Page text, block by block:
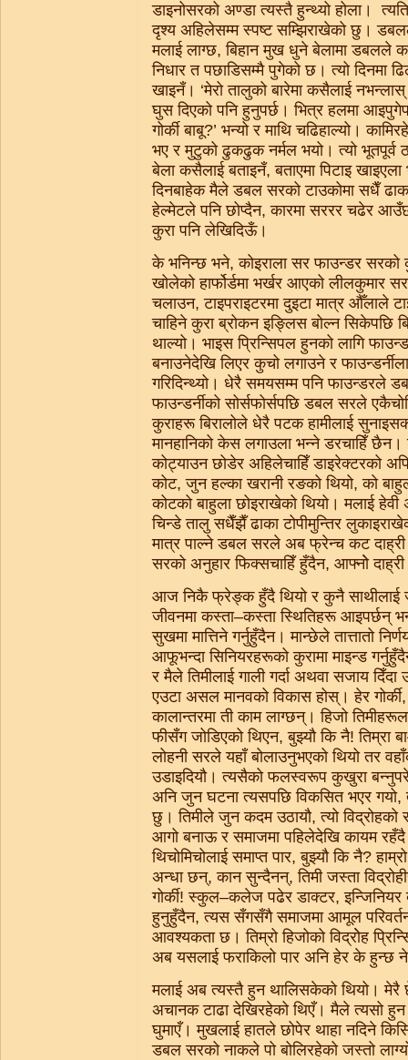
डाइनोसरको अण्डा त्यस्तै हुन्थ्यो होला।
दृश्य अहिलेसम्म स्पष्ट सम्झिराखेको छु।
मलाई लाग्छ, बिहान मुख धुने बेलामा डबलले
निधार त पछाडिसम्मै पुगेको छ। त्यो दिनमा
खाइनँ। ‘मेरो तालुको बारेमा कसैलाई
घुस दिएको पनि हुनुपर्छ। भित्र हलमा
गोर्की बाबू?’ भन्यो र माथि चढिहाल्यो।
भए र मुटुको ढुकढुक नर्मल भयो। त्यो भूतपूर्व
बेला कसैलाई बताइनँ, बताएमा पिटाइ
दिनबाहेक मैले डबल सरको टाउकोमा सधैँ
हेल्मेटले पनि छोप्दैन, कारमा सररर चढेर
कुरा पनि लेखिदिऊँ।
के भनिन्छ भने, कोइराला सर फाउन्डर सरको
खोलेको हार्फोर्डमा भर्खर आएको लीलकुमार
चलाउन, टाइपराइटरमा दुइटा मात्र औँलाले
चाहिने कुरा ब्रोकन इङ्लिस बोल्न सिकेपछि
थाल्यो। भाइस प्रिन्सिपल हुनको लागि
बनाउनेदेखि लिएर कुचो लगाउने र
गरिदिन्थ्यो। धेरै समयसम्म पनि फाउन्डरले
फाउन्डर्नीको सोर्सफोर्सपछि डबल सरले
कुराहरू बिरालोले धेरै पटक हामीलाई
मानहानिको केस लगाउला भन्ने डरचाहिँ
कोट्याउन छोडेर अहिलेचाहिँ डाइरेक्टरको
कोट, जुन हल्का खरानी रङको थियो, को
कोटको बाहुला छोइराखेको थियो। मलाई
चिन्डे तालु सधैँझैँ ढाका टोपीमुन्तिर
मात्र पाल्ने डबल सरले अब फ्रेन्च कट दाह्री
सरको अनुहार फिक्सचाहिँ हुँदैन, आफ्नोे
आज निकै फ्रेङ्क हुँदै थियो र कुनै साथीलाई
जीवनमा कस्ता–कस्ता स्थितिहरू आइपर्छन्
सुखमा मात्तिने गर्नुहुँदैन। मान्छेले तात्तातो
आफूभन्दा सिनियरहरूको कुरामा माइन्ड
र मैले तिमीलाई गाली गर्दा अथवा सजाय दिँदा
एउटा असल मानवको विकास होस्। हेर
कालान्तरमा ती काम लाग्छन्। हिजो
फीसँग जोडिएको थिएन, बुझ्यौ कि नै! तिम्रा
लोहनी सरले यहाँ बोलाउनुभएको थियो तर
उडाइदियौ। त्यसैको फलस्वरूप कुखुरा
अनि जुन घटना त्यसपछि विकसित भएर गयो,
छु। तिमीले जुन कदम उठायौ, त्यो विद्रोहको
आगो बनाऊ र समाजमा पहिलेदेखि कायम
थिचोमिचोलाई समाप्त पार, बुझ्यौ कि नै?
अन्धा छन्, कान सुन्दैनन्, तिमी जस्ता
गोर्की! स्कुल–कलेज पढेर डाक्टर, इन्जिनियर
हुनुहुँदैन, त्यस सँगसँगै समाजमा आमूल
आवश्यकता छ। तिम्रो हिजोको विद्रोेह
अब यसलाई फराकिलो पार अनि हेर के हुन्छ
मलाई अब त्यस्तै हुन थालिसकेको थियो। मेरै
अचानक टाढा देखिरहेको थिएँ। मैले त्यसो
घुमाएँ। मुखलाई हातले छोपेर थाहा नदिने
डबल सरको नाकले पो बोलिरहेको जस्तो